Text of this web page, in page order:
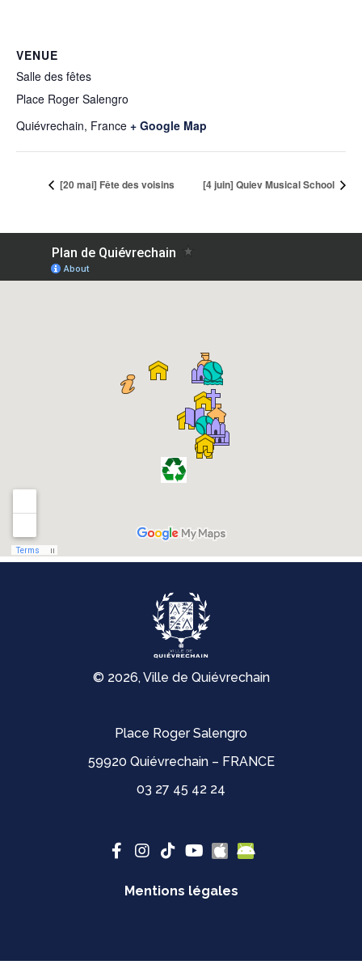
VENUE
Salle des fêtes
Place Roger Salengro
Quiévrechain, France + Google Map
[20 mai] Fête des voisins [4 juin] Quiev Musical School
© 2026, Ville de Quiévrechain
Place Roger Salengro
59920 Quiévrechain – FRANCE
03 27 45 42 24
Mentions légales